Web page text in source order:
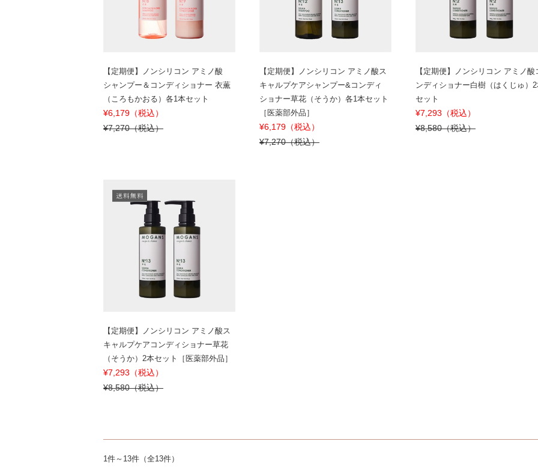
【定期便】ノンシリコン アミノ酸
シャンプー＆コンディショナー 衣薫
（ころもかおる）各1本セット
¥6,179（税込）
¥7,270（税込）
【定期便】ノンシリコン アミノ酸ス
キャルプケアシャンプー&コンディ
ショナー草花（そうか）各1本セット
［医薬部外品］
¥6,179（税込）
¥7,270（税込）
【定期便】ノンシリコン アミノ酸
ンディショナー白樹（はくじゅ）
セット
¥7,293（税込）
¥8,580（税込）
【定期便】ノンシリコン アミノ酸ス
キャルプケアコンディショナー草花
（そうか）2本セット［医薬部外品］
¥7,293（税込）
¥8,580（税込）
1件～13件（全13件）